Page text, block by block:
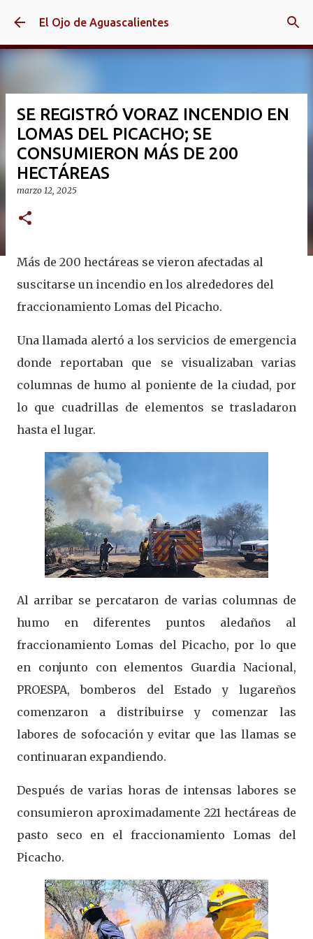
Ir al contenido principal
El Ojo de Aguascalientes
SE REGISTRÓ VORAZ INCENDIO EN
LOMAS DEL PICACHO; SE
CONSUMIERON MÁS DE 200
HECTÁREAS
marzo 12, 2025
Más de 200 hectáreas se vieron afectadas al
suscitarse un incendio en los alrededores del
fraccionamiento Lomas del Picacho.
Una llamada alertó a los servicios de emergencia
donde reportaban que se visualizaban varias
columnas de humo al poniente de la ciudad, por
lo que cuadrillas de elementos se trasladaron
hasta el lugar.
Al arribar se percataron de varias columnas de
humo en diferentes puntos aledaños al
fraccionamiento Lomas del Picacho, por lo que
en conjunto con elementos Guardia Nacional,
PROESPA, bomberos del Estado y lugareños
comenzaron a distribuirse y comenzar las
labores de sofocación y evitar que las llamas se
continuaran expandiendo.
Después de varias horas de intensas labores se
consumieron aproximadamente 221 hectáreas de
pasto seco en el fraccionamiento Lomas del
Picacho.